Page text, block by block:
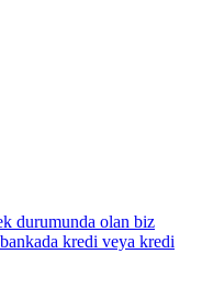
durumunda olan biz
kredi veya kredi